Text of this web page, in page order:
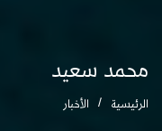
محمد سعيد
الرئيسية الأخبار